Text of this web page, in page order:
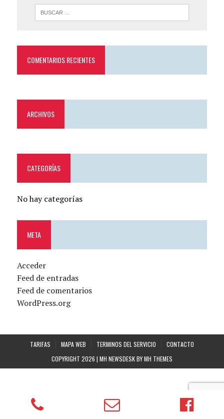
COMENTARIOS RECIENTES
ARCHIVOS
CATEGORÍAS
No hay categorías
META
Acceder
Feed de entradas
Feed de comentarios
WordPress.org
TARIFAS MAPA WEB TERMINOS DEL SERVICIO
CONTACTO
COPYRIGHT 2026 | MH NEWSDESK BYMH THEMES